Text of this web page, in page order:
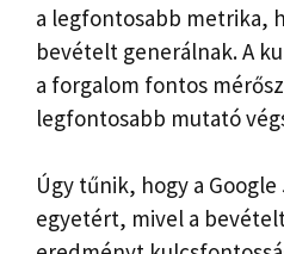
a legfontosabb metrika,
bevételt generálnak. A
a forgalom fontos
legfontosabb mutató
Úgy tűnik, hogy a
egyetért, mivel a